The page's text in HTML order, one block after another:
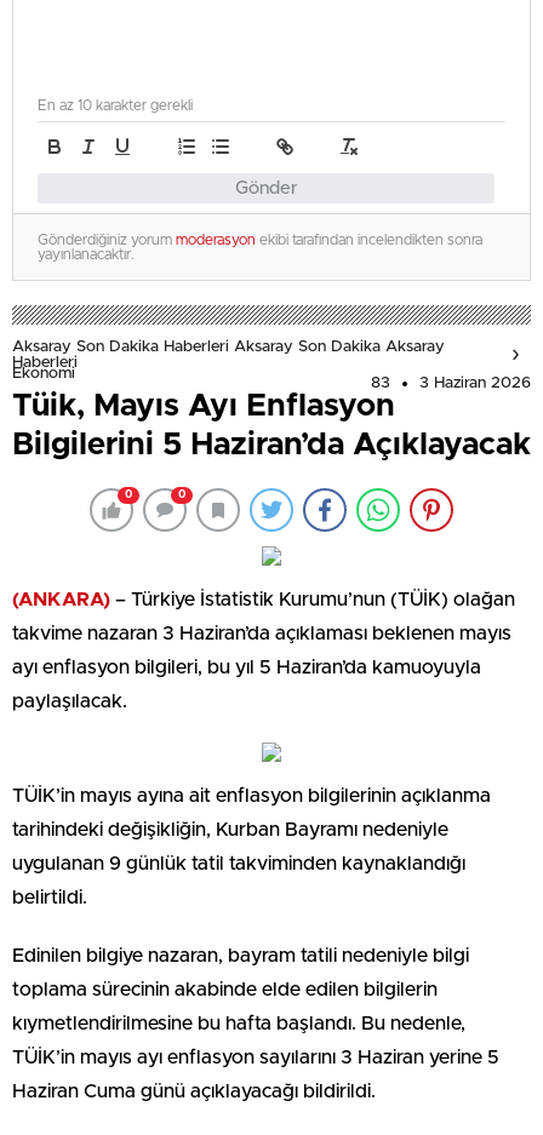
Gönder
En az 10 karakter gerekli
Gönderdiğiniz yorum moderasyon ekibi tarafından incelendikten sonra
yayınlanacaktır.
Aksaray Son Dakika Haberleri Aksaray Son Dakika Aksaray
Haberleri
Ekonomi
83 3 Haziran 2026
Tüik, Mayıs Ayı Enflasyon
Bilgilerini 5 Haziran’da Açıklayacak
0 0
(ANKARA) – Türkiye İstatistik Kurumu’nun (TÜİK) olağan
takvime nazaran 3 Haziran’da açıklaması beklenen mayıs
ayı enflasyon bilgileri, bu yıl 5 Haziran’da kamuoyuyla
paylaşılacak.
TÜİK’in mayıs ayına ait enflasyon bilgilerinin açıklanma
tarihindeki değişikliğin, Kurban Bayramı nedeniyle
uygulanan 9 günlük tatil takviminden kaynaklandığı
belirtildi.
Edinilen bilgiye nazaran, bayram tatili nedeniyle bilgi
toplama sürecinin akabinde elde edilen bilgilerin
kıymetlendirilmesine bu hafta başlandı. Bu nedenle,
TÜİK’in mayıs ayı enflasyon sayılarını 3 Haziran yerine 5
Haziran Cuma günü açıklayacağı bildirildi.